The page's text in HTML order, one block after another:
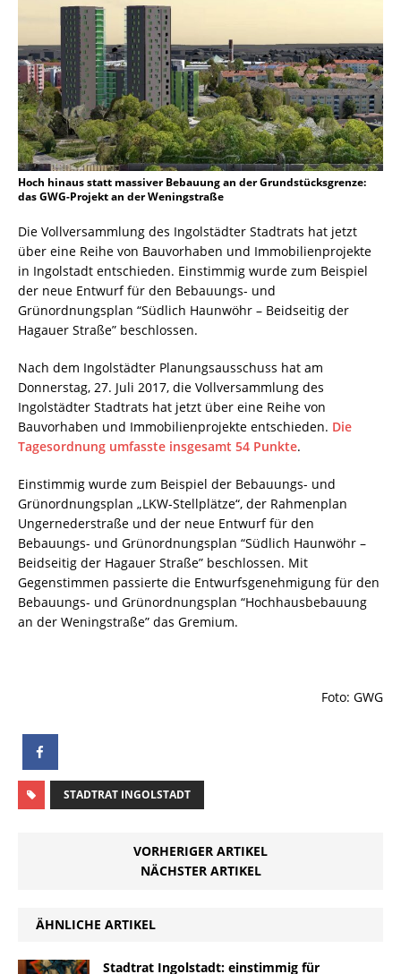
Hoch hinaus statt massiver Bebauung an der Grundstücksgrenze:
das GWG-Projekt an der Weningstraße
Die Vollversammlung des Ingolstädter Stadtrats hat jetzt
über eine Reihe von Bauvorhaben und Immobilienprojekte
in Ingolstadt entschieden. Einstimmig wurde zum Beispiel
der neue Entwurf für den Bebauungs- und
Grünordnungsplan “Südlich Haunwöhr – Beidseitig der
Hagauer Straße” beschlossen.
Nach dem Ingolstädter Planungsausschuss hat am
Donnerstag, 27. Juli 2017, die Vollversammlung des
Ingolstädter Stadtrats hat jetzt über eine Reihe von
Bauvorhaben und Immobilienprojekte entschieden. Die
Tagesordnung umfasste insgesamt 54 Punkte.
Einstimmig wurde zum Beispiel der Bebauungs- und
Grünordnungsplan „LKW-Stellplätze“, der Rahmenplan
Ungernederstraße und der neue Entwurf für den
Bebauungs- und Grünordnungsplan “Südlich Haunwöhr –
Beidseitig der Hagauer Straße” beschlossen. Mit
Gegenstimmen passierte die Entwurfsgenehmigung für den
Bebauungs- und Grünordnungsplan “Hochhausbebauung
an der Weningstraße” das Gremium.
Foto: GWG
STADTRAT INGOLSTADT
VORHERIGER ARTIKEL
NÄCHSTER ARTIKEL
ÄHNLICHE ARTIKEL
Stadtrat Ingolstadt: einstimmig für